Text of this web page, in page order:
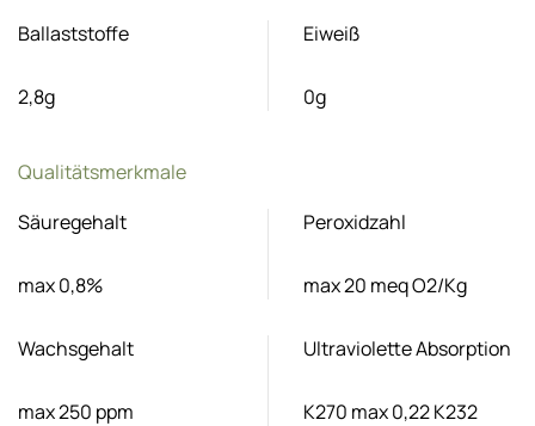
Ballaststoffe
2,8g
Eiweiß
0g
Qualitätsmerkmale
Säuregehalt
max 0,8%
Peroxidzahl
max 20 meq O2/Kg
Wachsgehalt
max 250 ppm
Ultraviolette Absorption
K270 max 0,22 K232